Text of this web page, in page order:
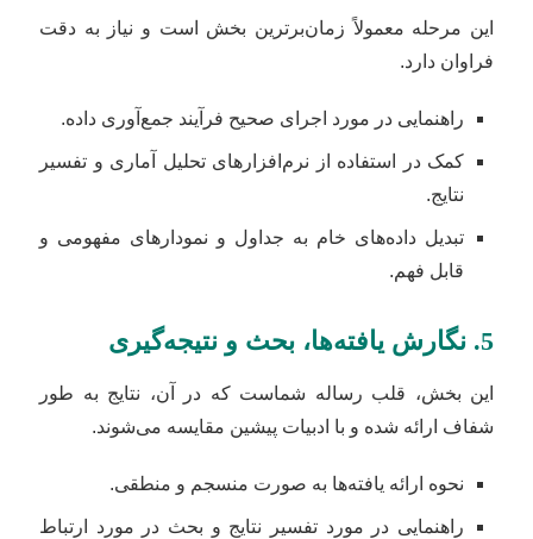
این مرحله معمولاً زمان‌برترین بخش است و نیاز به دقت
فراوان دارد.
راهنمایی در مورد اجرای صحیح فرآیند جمع‌آوری داده.
کمک در استفاده از نرم‌افزارهای تحلیل آماری و تفسیر
تبدیل داده‌های خام به جداول و نمودارهای مفهومی و
قابل فهم.
این بخش، قلب رساله شماست که در آن، نتایج به طور
شفاف ارائه شده و با ادبیات پیشین مقایسه می‌شوند.
نحوه ارائه یافته‌ها به صورت منسجم و منطقی.
راهنمایی در مورد تفسیر نتایج و بحث در مورد ارتباط